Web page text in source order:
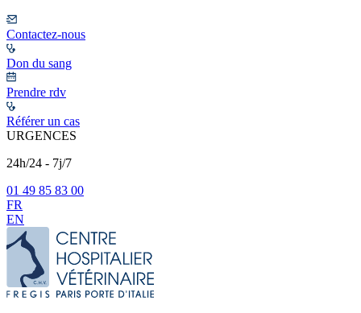
Contactez-nous
Don du sang
Prendre rdv
Référer un cas
URGENCES
24h/24 - 7j/7
01 49 85 83 00
FR
EN